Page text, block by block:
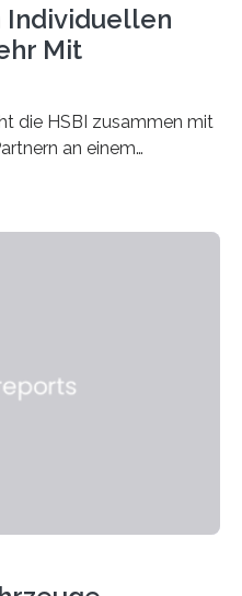
Individuellen
Mit
die HSBI zusammen mit
an einem
im
Infrastruktur